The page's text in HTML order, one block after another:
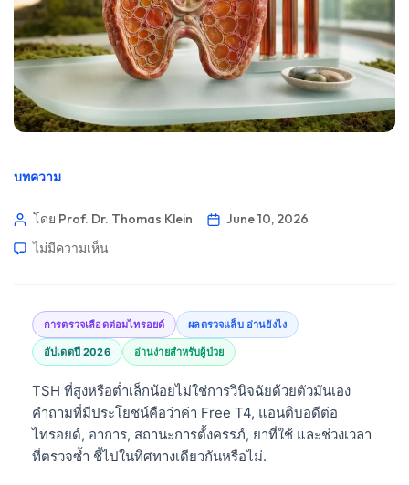
บทความ
โดย Prof. Dr. Thomas Klein
June 10, 2026
ไม่มีความเห็น
การตรวจเลือดต่อมไทรอยด์ ผลตรวจแล็บ อ่านยังไง
อัปเดตปี 2026 อ่านง่ายสำหรับผู้ป่วย
TSH ที่สูงหรือต่ำเล็กน้อยไม่ใช่การวินิจฉัยด้วยตัวมันเอง
คำถามที่มีประโยชน์คือว่าค่า Free T4, แอนติบอดีต่อ
ไทรอยด์, อาการ, สถานะการตั้งครรภ์, ยาที่ใช้ และช่วงเวลา
ที่ตรวจซ้ำ ชี้ไปในทิศทางเดียวกันหรือไม่.